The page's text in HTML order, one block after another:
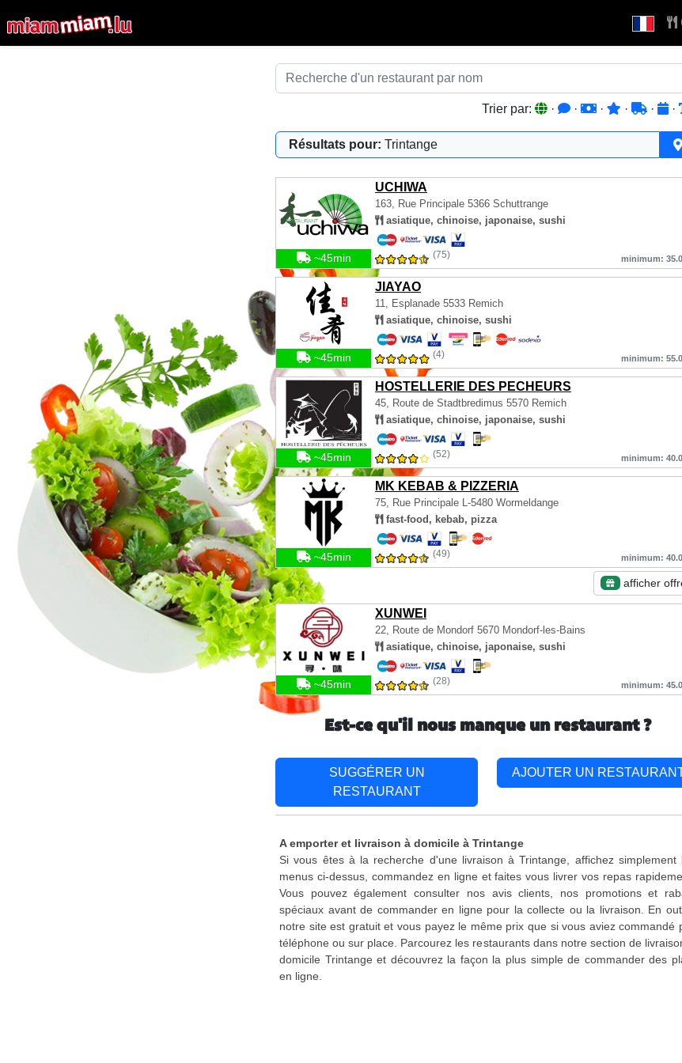
Trier par: · · · · · ·
Résultats pour: Trintange
UCHIWA
163, Rue Principale 5366 Schuttrange
asiatique, chinoise, japonaise, sushi
~45min (75) minimum:
JIAYAO
11, Esplanade 5533 Remich
asiatique, chinoise, sushi
~45min (4) minimum:
HOSTELLERIE DES PECHEURS
45, Route de Stadtbredimus 5570 Remich
asiatique, chinoise, japonaise, sushi
~45min (52) minimum:
MK KEBAB & PIZZERIA
75, Rue Principale L-5480 Wormeldange
fast-food, kebab, pizza
~45min (49) minimum:
afficher
XUNWEI
22, Route de Mondorf 5670 Mondorf-les-Bains
asiatique, chinoise, japonaise, sushi
~45min (28) minimum:
Est-ce qu'il nous manque un restaurant ?
SUGGÉRER UN
RESTAURANT
AJOUTER UN
A emporter et livraison à domicile à Trintange
Si vous êtes à la recherche d'une livraison à Trintange, affichez simplement
menus ci-dessus, commandez en ligne et faites vous livrer vos repas
Vous pouvez également consulter nos avis clients, nos promotions et
spéciaux avant de commander en ligne pour la collecte ou la livraison. En
notre site est gratuit et vous payez le même prix que si vous aviez commandé
téléphone ou sur place. Parcourez les restaurants dans notre section de
domicile Trintange et découvrez la façon la plus simple de commander des
en ligne.